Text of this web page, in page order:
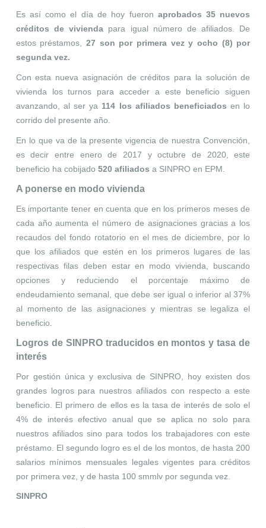
Es así como el día de hoy fueron aprobados 35 nuevos
créditos de vivienda para igual número de afiliados. De
estos préstamos,27 son por primera vez y ocho (8) por
segunda vez.
Con esta nueva asignación de créditos para la solución de
vivienda los turnos para acceder a este beneficio siguen
avanzando, al ser ya 114 los afiliados beneficiados en lo
corrido del presente año.
En lo que va de la presente vigencia de nuestra Convención,
es decir entre enero de 2017 y octubre de 2020, este
beneficio ha cobijado 520 afiliados a SINPRO en EPM.
A ponerse en modo vivienda
Es importante tener en cuenta que en los primeros meses de
cada año aumenta el número de asignaciones gracias a los
recaudos del fondo rotatorio en el mes de diciembre, por lo
que los afiliados que estén en los primeros lugares de las
respectivas filas deben estar en modo vivienda, buscando
opciones y reduciendo el porcentaje máximo de
endeudamiento semanal, que debe ser igual o inferior al 37%
al momento de las asignaciones y mientras se legaliza el
beneficio.
Logros de SINPRO traducidos en montos y tasa de
interés
Por gestión única y exclusiva de SINPRO, hoy existen dos
grandes logros para nuestros afiliados con respecto a este
beneficio. El primero de ellos es la tasa de interés de solo el
4% de interés efectivo anual que se aplica no solo para
nuestros afiliados sino para todos los trabajadores con este
préstamo. El segundo logro es el de los montos, de hasta 200
salarios mínimos mensuales legales vigentes para créditos
por primera vez, y de hasta 100 smmlv por segunda vez.
SINPRO